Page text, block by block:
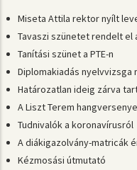
Miseta Attila rektor nyílt
Tavaszi szünetet rendelt el
Tanítási szünet a PTE-n
Diplomakiadás nyelvvizsga
Határozatlan ideig zárva
A Liszt Terem
Tudnivalók a koronavírusról
A diákigazolvány-matricák
Kézmosási útmutató